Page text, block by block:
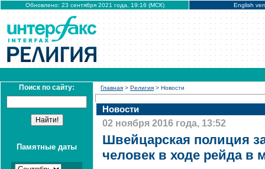
Обновлено: 23 сентября 2021 года, 19:16 (МСК) English
Поиск по сайту:
Памятные даты
Главная > Религия > Новости
Новости
02 ноября 2016 года, 13:52
Швейцарская полиция
человек в ходе рейда в